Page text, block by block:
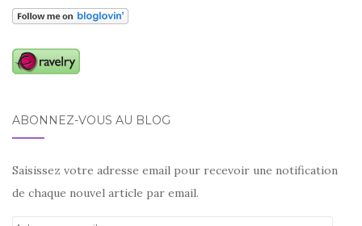
ABONNEZ-VOUS AU BLOG
Saisissez votre adresse email pour recevoir une notification
de chaque nouvel article par email.